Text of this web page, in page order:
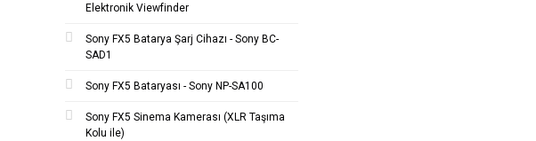
Elektronik Viewfinder
Sony FX5 Batarya Şarj Cihazı - Sony BC-
SAD1
Sony FX5 Bataryası - Sony NP-SA100
Sony FX5 Sinema Kamerası (XLR Taşıma
Kolu ile)